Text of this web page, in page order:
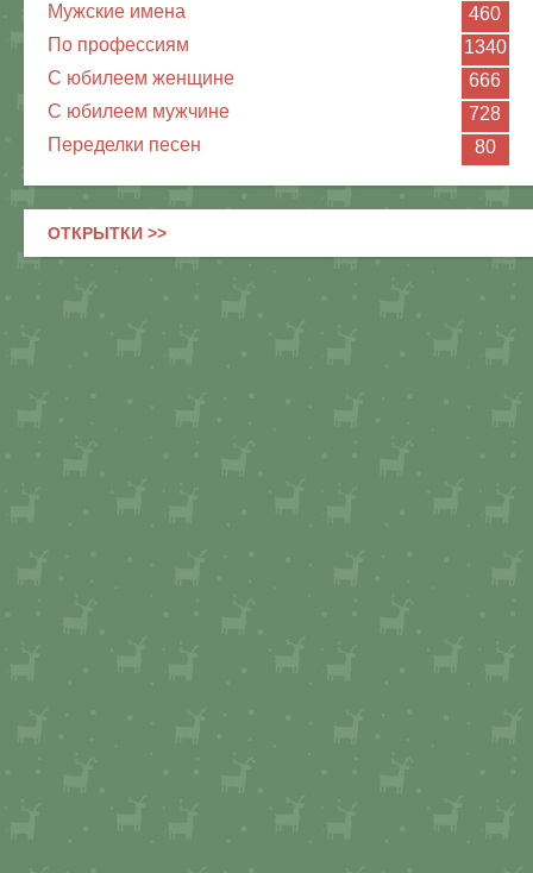
Мужские имена
460
По профессиям
1340
С юбилеем женщине
666
С юбилеем мужчине
728
Переделки песен
80
ОТКРЫТКИ >>